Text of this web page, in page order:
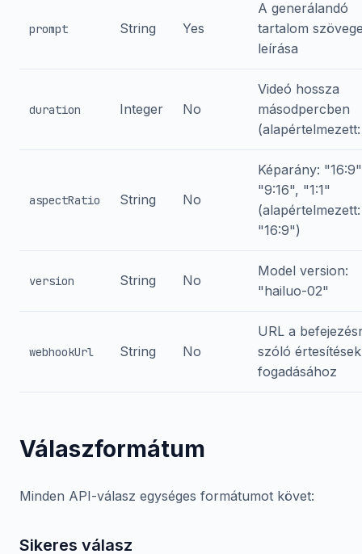
prompt String Yes
A generálandó
tartalom
leírása
duration Integer No
Videó hossza
másodpercben
aspectRatio String No
Képarány:
"9:16", "1:1"
(alapértelmezett:
"16:9")
version String No
Model version:
"hailuo-02"
webhookUrl String No
URL a
szóló értesítések
fogadásához
Válaszformátum
Minden API-válasz egységes formátumot követ:
Sikeres válasz